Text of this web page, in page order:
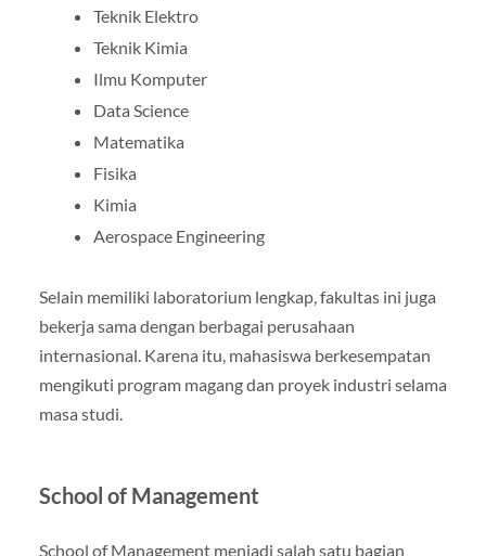
Teknik Elektro
Teknik Kimia
Ilmu Komputer
Data Science
Matematika
Fisika
Kimia
Aerospace Engineering
Selain memiliki laboratorium lengkap, fakultas ini juga
bekerja sama dengan berbagai perusahaan
internasional. Karena itu, mahasiswa berkesempatan
mengikuti program magang dan proyek industri selama
masa studi.
School of Management
School of Management menjadi salah satu bagian